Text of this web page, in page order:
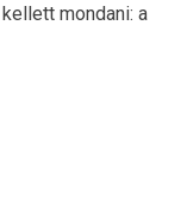
mondani: a